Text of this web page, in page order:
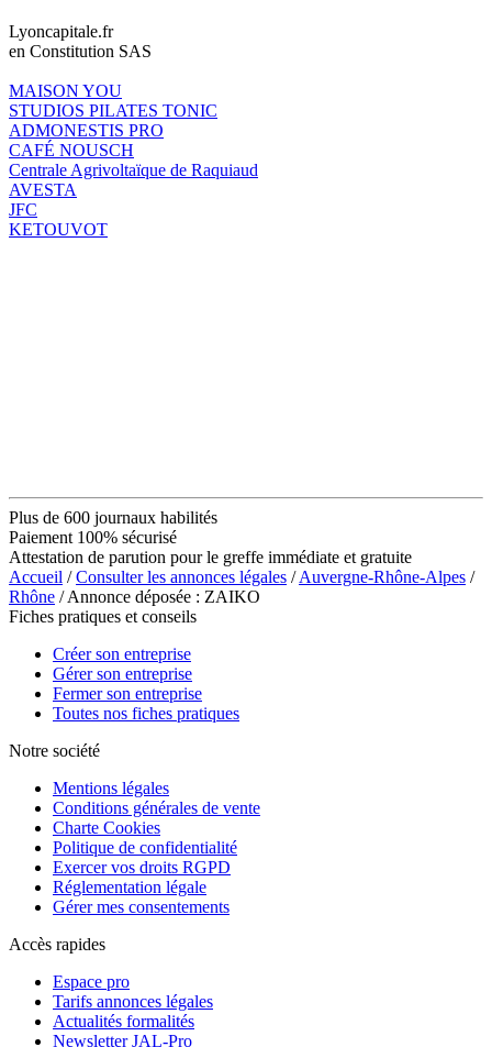
Lyoncapitale.fr
en Constitution SAS
MAISON YOU
STUDIOS PILATES TONIC
ADMONESTIS PRO
CAFÉ NOUSCH
Centrale Agrivoltaïque de Raquiaud
AVESTA
JFC
KETOUVOT
Plus de 600 journaux habilités
Paiement 100% sécurisé
Attestation de parution pour le greffe immédiate et gratuite
Accueil /Consulter les annonces légales /Auvergne-Rhône-Alpes /
Rhône / Annonce déposée : ZAIKO
Fiches pratiques et conseils
Créer son entreprise
Gérer son entreprise
Fermer son entreprise
Toutes nos fiches pratiques
Notre société
Mentions légales
Conditions générales de vente
Charte Cookies
Politique de confidentialité
Exercer vos droits RGPD
Réglementation légale
Gérer mes consentements
Accès rapides
Espace pro
Tarifs annonces légales
Actualités formalités
Newsletter JAL-Pro